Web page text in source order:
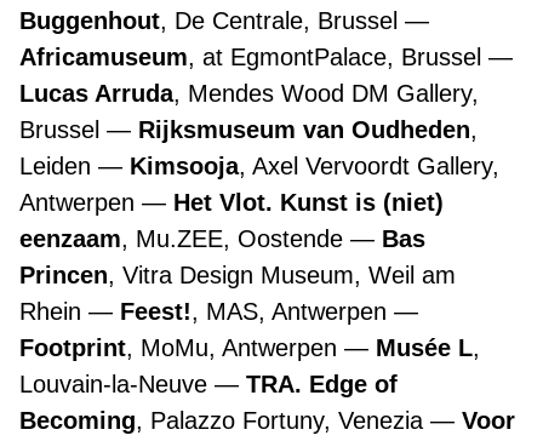
Buggenhout, De Centrale, Brussel
Africamuseum, at EgmontPalace, Brussel
Lucas Arruda, Mendes Wood DM Gallery,
Brussel
Rijksmuseum van Oudheden,
Leiden
Kimsooja, Axel Vervoordt Gallery,
Antwerpen
Het Vlot. Kunst is (niet)
eenzaam, Mu.ZEE, Oostende
Bas
Princen, Vitra Design Museum, Weil am
Rhein
Feest!, MAS, Antwerpen
Footprint, MoMu, Antwerpen Musée L,
Louvain-la-Neuve
TRA. Edge of
Becoming, Palazzo Fortuny, Venezia
Voor